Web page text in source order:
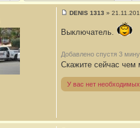
о
е
и
е
#
1
DENIS 1313 »
Выключатель.
Добавлено спустя 3
Скажите сейчас чем
У вас нет